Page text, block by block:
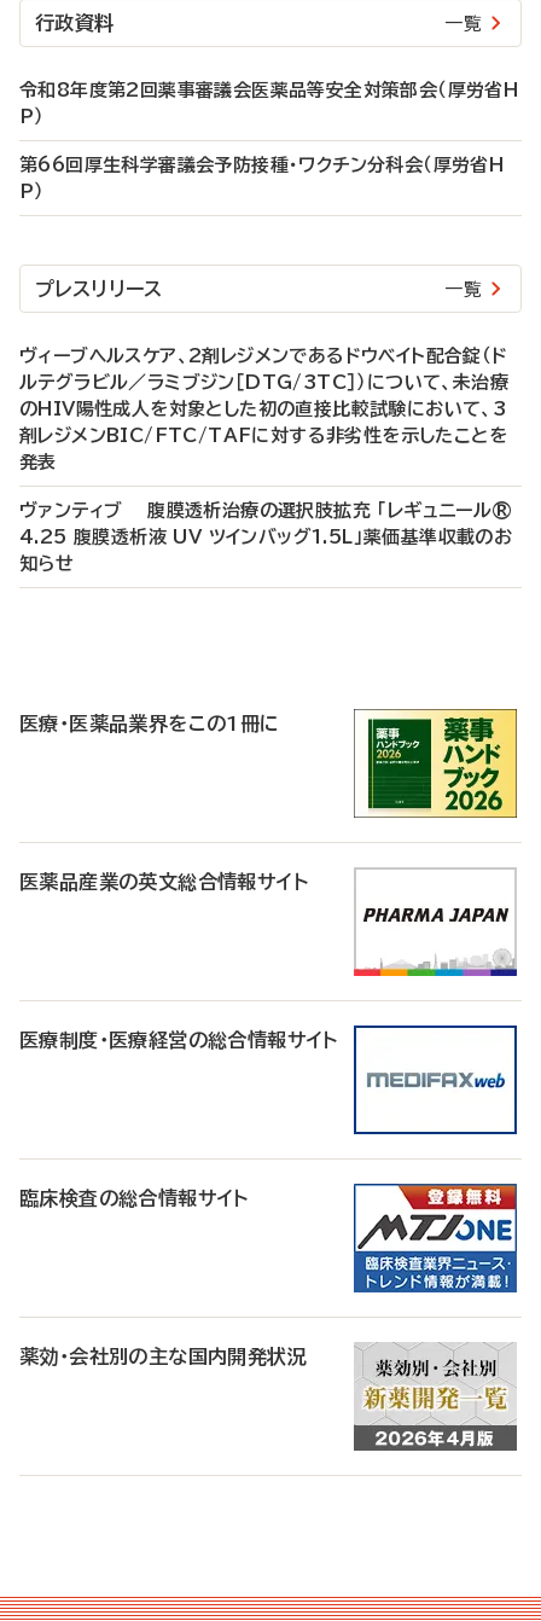
行政資料 一覧
令和8年度第2回薬事審議会医薬品等安全対策部会（厚労省H
P）
第66回厚生科学審議会予防接種・ワクチン分科会（厚労省H
P）
プレスリリース 一覧
ヴィーブヘルスケア、2剤レジメンであるドウベイト配合錠（ド
ルテグラビル／ラミブジン［DTG/3TC］）について、未治療
のHIV陽性成人を対象とした初の直接比較試験において、3
剤レジメンBIC/FTC/TAFに対する非劣性を示したことを
発表
ヴァンティブ 腹膜透析治療の選択肢拡充 「レギュニール®
4.25 腹膜透析液 UV ツインバッグ1.5L」薬価基準収載のお
知らせ
医療・医薬品業界をこの1冊に
医薬品産業の英文総合情報サイト
医療制度・医療経営の総合情報サイト
臨床検査の総合情報サイト
薬効・会社別の主な国内開発状況